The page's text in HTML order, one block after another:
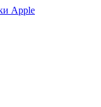
Apple